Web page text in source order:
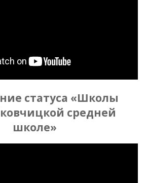
статуса «Школы
средней
школе»